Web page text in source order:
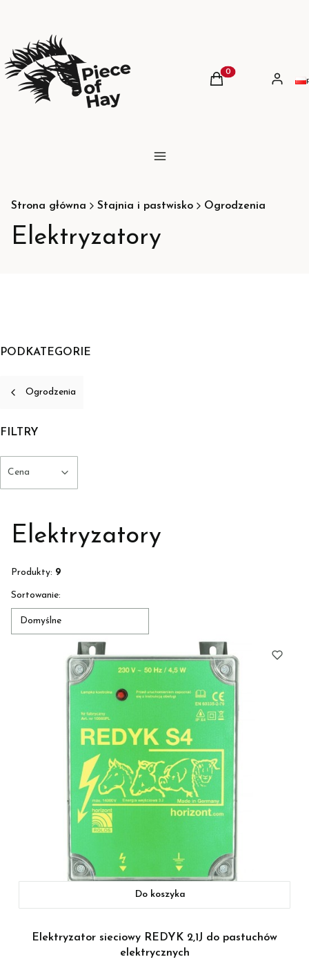
Produkty w
Koszyk Zaloguj
Menu
Strona główna Stajnia i pastwisko Ogrodzenia
Elektryzatory
PODKATEGORIE
Ogrodzenia
FILTRY
Cena
Elektryzatory
Produkty: 9
Lista produktów
Sortowanie:
Domyślne
Do koszyka
Elektryzator sieciowy REDYK 2,1J do pastuchów
elektrycznych